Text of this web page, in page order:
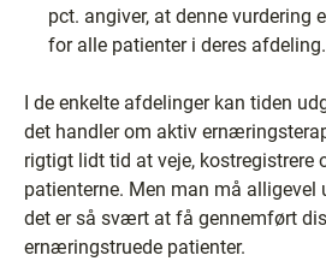
pct. angiver, at denne vurdering
for alle patienter i deres afdeling.
I de enkelte afdelinger kan tiden
det handler om aktiv
rigtigt lidt tid at veje, kostregistrere
patienterne. Men man må alligevel
det er så svært at få gennemført
ernæringstruede patienter.